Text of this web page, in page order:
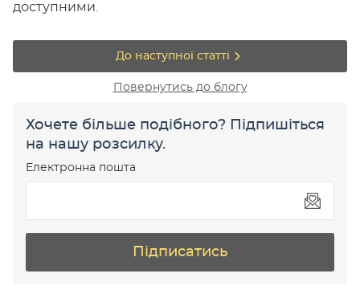
доступними.
До наступної статті
Повернутись до блогу
Хочете більше подібного? Підпишіться
на нашу розсилку.
Електронна пошта
Підписатись